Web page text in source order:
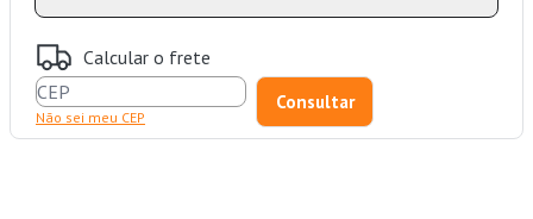
Calcular o frete
Não sei meu CEP